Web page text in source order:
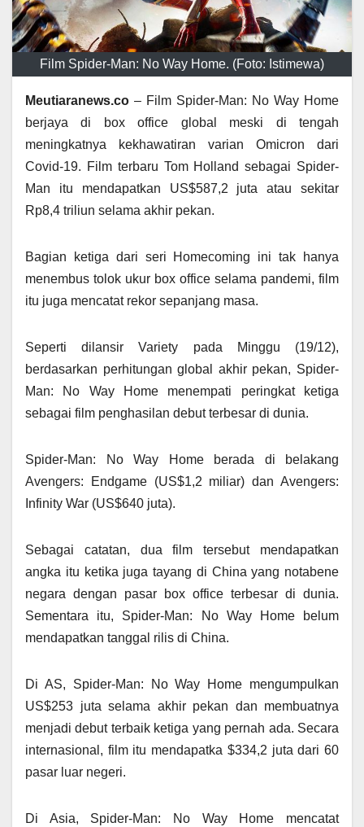
Film Spider-Man: No Way Home. (Foto: Istimewa)
Meutiaranews.co – Film Spider-Man: No Way Home
berjaya di box office global meski di tengah
meningkatnya kekhawatiran varian Omicron dari
Covid-19. Film terbaru Tom Holland sebagai Spider-
Man itu mendapatkan US$587,2 juta atau sekitar
Rp8,4 triliun selama akhir pekan.
Bagian ketiga dari seri Homecoming ini tak hanya
menembus tolok ukur box office selama pandemi, film
itu juga mencatat rekor sepanjang masa.
Seperti dilansir Variety pada Minggu (19/12),
berdasarkan perhitungan global akhir pekan, Spider-
Man: No Way Home menempati peringkat ketiga
sebagai film penghasilan debut terbesar di dunia.
Spider-Man: No Way Home berada di belakang
Avengers: Endgame (US$1,2 miliar) dan Avengers:
Infinity War (US$640 juta).
Sebagai catatan, dua film tersebut mendapatkan
angka itu ketika juga tayang di China yang notabene
negara dengan pasar box office terbesar di dunia.
Sementara itu, Spider-Man: No Way Home belum
mendapatkan tanggal rilis di China.
Di AS, Spider-Man: No Way Home mengumpulkan
US$253 juta selama akhir pekan dan membuatnya
menjadi debut terbaik ketiga yang pernah ada. Secara
internasional, film itu mendapatka $334,2 juta dari 60
pasar luar negeri.
Di Asia, Spider-Man: No Way Home mencatat